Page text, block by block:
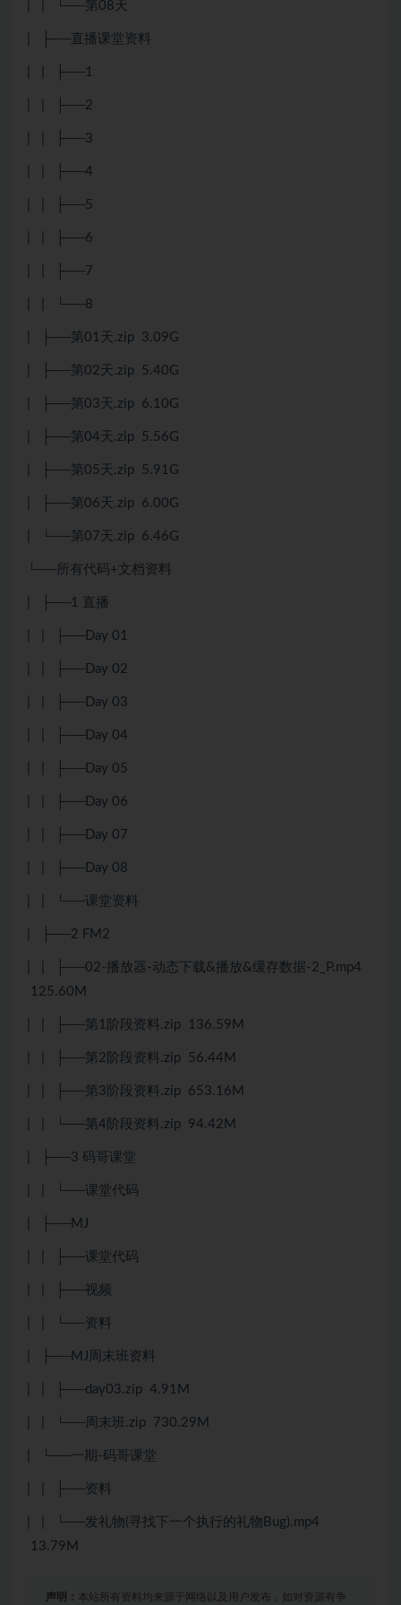
| | └──第08天
| ├──直播课堂资料
| | ├──1
| | ├──2
| | ├──3
| | ├──4
| | ├──5
| | ├──6
| | ├──7
| | └──8
| ├──第01天.zip 3.09G
| ├──第02天.zip 5.40G
| ├──第03天.zip 6.10G
| ├──第04天.zip 5.56G
| ├──第05天.zip 5.91G
| ├──第06天.zip 6.00G
| └──第07天.zip 6.46G
└──所有代码+文档资料
| ├──1 直播
| | ├──Day 01
| | ├──Day 02
| | ├──Day 03
| | ├──Day 04
| | ├──Day 05
| | ├──Day 06
| | ├──Day 07
| | ├──Day 08
| | └──课堂资料
| ├──2 FM2
| | ├──02-播放器-动态下载&播放&缓存数据-2_P.mp4
125.60M
| | ├──第1阶段资料.zip 136.59M
| | ├──第2阶段资料.zip 56.44M
| | ├──第3阶段资料.zip 653.16M
| | └──第4阶段资料.zip 94.42M
| ├──3 码哥课堂
| | └──课堂代码
| ├──MJ
| | ├──课堂代码
| | ├──视频
| | └──资料
| ├──MJ周末班资料
| | ├──day03.zip 4.91M
| | └──周末班.zip 730.29M
| └──一期-码哥课堂
| | ├──资料
| | └──发礼物(寻找下一个执行的礼物Bug).mp4
13.79M
声明： 本站所有资料均来源于网络以及用户发布，如对资源有争